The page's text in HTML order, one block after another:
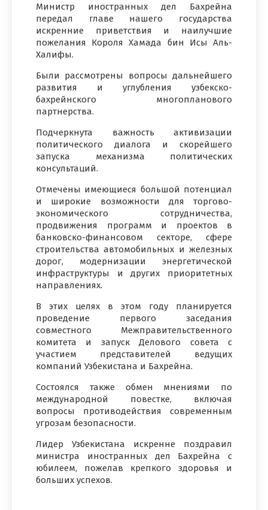
Министр иностранных дел Бахрейна
передал главе нашего государства
искренние приветствия и наилучшие
пожелания Короля Хамада бин Исы Аль-
Халифы.
Были рассмотрены вопросы дальнейшего
развития и углубления узбекско-
бахрейнского многопланового
партнерства.
Подчеркнута важность активизации
политического диалога и скорейшего
запуска механизма политических
консультаций.
Отмечены имеющиеся большой потенциал
и широкие возможности для торгово-
экономического сотрудничества,
продвижения программ и проектов в
банковско-финансовом секторе, сфере
строительства автомобильных и железных
дорог, модернизации энергетической
инфраструктуры и других приоритетных
направлениях.
В этих целях в этом году планируется
проведение первого заседания
совместного Межправительственного
комитета и запуск Делового совета с
участием представителей ведущих
компаний Узбекистана и Бахрейна.
Состоялся также обмен мнениями по
международной повестке, включая
вопросы противодействия современным
угрозам безопасности.
Лидер Узбекистана искренне поздравил
министра иностранных дел Бахрейна с
юбилеем, пожелав крепкого здоровья и
больших успехов.